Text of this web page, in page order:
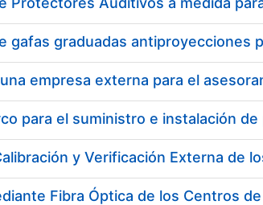
para el suministro e instalación